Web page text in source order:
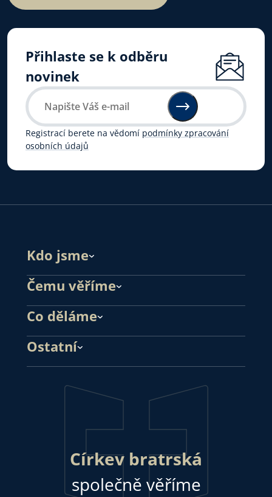
Přihlaste se k odběru
novinek
Registrací berete na vědomí podmínky zpracování
osobních údajů
Kdo jsme
Čemu věříme
Co děláme
Ostatní
Církev bratrská
společně věříme